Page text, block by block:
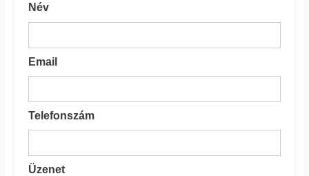
Név
Email
Telefonszám
Üzenet